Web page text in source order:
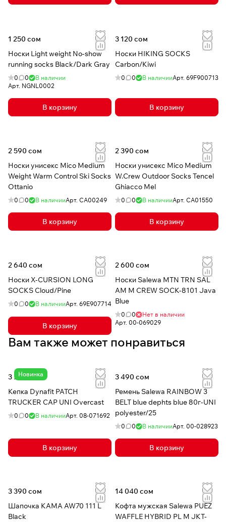
1 250 сом
Носки Light weight No-show
running socks Black/Dark Gray
0 0
В наличии
Арт. NGNL0002
В корзину
3 120 сом
Носки HIKING SOCKS
Carbon/Kiwi
0 0 В наличииАрт. 69F900713
В корзину
2 590 сом
Носки унисекс Mico Medium
Weight Warm Control Ski Socks
Ottanio
0 0 В наличииАрт. CA00249
В корзину
2 390 сом
Носки унисекс Mico Medium
W.Crew Outdoor Socks Tencel
Ghiacco Mel
0 0 В наличииАрт. CA01550
В корзину
2 640 сом
Носки X-CURSION LONG
SOCKS Cloud/Pine
0 0 В наличииАрт. 69E907714
В корзину
2 600 сом
Носки Salewa MTN TRN SAL
AM M CREW SOCK-8101 Java
Blue
0 0
Нет в наличии
Арт. 00-069029
Вам также может понравиться
Новинка
3 730 сом
Кепка Dynafit PATCH
TRUCKER CAP UNI Overcast
0 0 В наличииАрт. 08-071692
В корзину
3 490 сом
Ремень Salewa RAINBOW 3
BELT blue dephts blue 80г-UNI
polyester/25
0 0 В наличииАрт. 00-028923
В корзину
3 390 сом
Шапочка КАМА AW70 111 L
Black
14 040 сом
Кофта мужская Salewa PUEZ
WAFFLE HYBRID PL M JKT-